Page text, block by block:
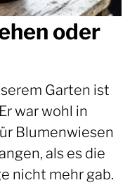
oder
Garten ist
war wohl in
Blumenwiesen
als es die
nicht mehr gab.